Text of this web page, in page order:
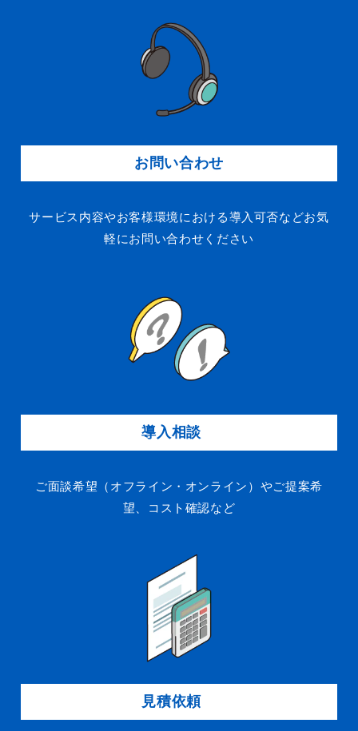
して頂いた個人情報の範囲であり、採点結果など
は対象外になります。
なお、個別に利用目的をご通知している場合は、
その利用目的によるものとします。
３．上記の利用目的の範囲内で、個人情報の取扱
４．開示対象個人情報の取扱いに関する苦情の申
し出先は、下記の通りです。
TEL：０２９－２７０－５５５５
FAX：０２９－２７０－５５３１
５．当社の個人情報の取扱いに関する苦情の解決
は、下記団体に申し出できます。
※個人情報の取り扱いに関する苦情のみを受付け
東京都港区六本木一丁目９番９号 六本木ファース
トビル内
認定個人情報保護団体事務局 TEL：03-5860-
7565 / 0120-700-779
お問い合わせ
サービス内容やお客様環境における導入可否などお気
軽にお問い合わせください
導入相談
ご面談希望（オフライン・オンライン）やご提案希
望、コスト確認など
見積依頼